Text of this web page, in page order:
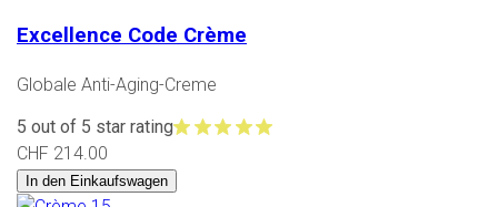
Excellence Code Crème
Globale Anti-Aging-Creme
5 out of 5 star rating
CHF 214.00
In den Einkaufswagen